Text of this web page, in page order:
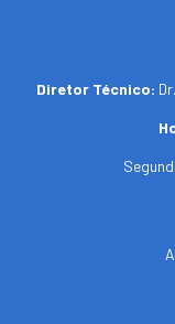
Diretor Técnico: